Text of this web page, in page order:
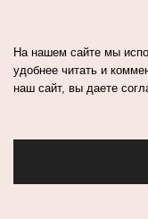
На нашем сайте мы
удобнее читать и
наш сайт, вы даете